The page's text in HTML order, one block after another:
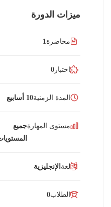
ميزات الدورة
محاضرة 1
اختبار 0
المدة الزمنية10 أسابيع
مستوى المهارةجميع
لغة الإنجليزية
الطلاب0